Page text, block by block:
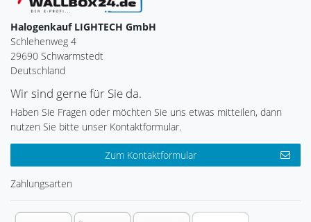
Halogenkauf LIGHTECH GmbH
Schlehenweg 4
29690 Schwarmstedt
Deutschland
Wir sind gerne für Sie da.
Haben Sie Fragen oder möchten Sie uns etwas mitteilen, dann
nutzen Sie bitte unser Kontaktformular.
Zum Kontaktformular
Zahlungsarten